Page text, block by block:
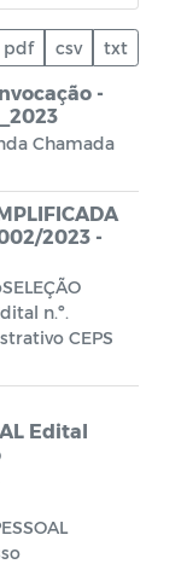
- PCA
pdf csv txt
-
Chamada
2023 -
n.º.
CEPS
Edital